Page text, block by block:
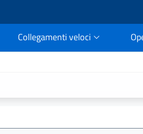
Collegamenti veloci